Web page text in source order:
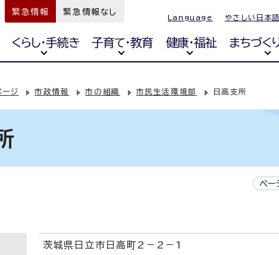
緊急情報 緊急情報なし
Language やさしい日本語
くらし・手続き 子育て・教育 健康・福祉 まちづく
ージ 市政情報 市の組織 市民生活環境部 日高支所
ペ
茨城県日立市日高町2－2－1